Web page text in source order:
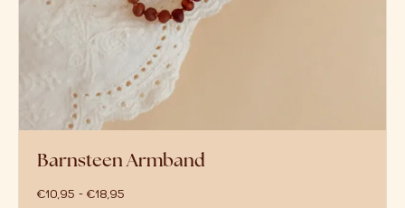
Barnsteen Armband
€10,95 - €18,95